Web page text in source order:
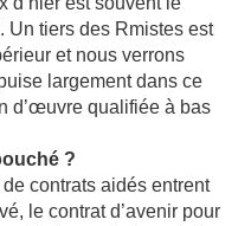
Un tiers des Rmistes est
et nous verrons
largement dans ce
d’œuvre qualifiée à bas
?
contrats aidés entrent
le contrat d’avenir pour